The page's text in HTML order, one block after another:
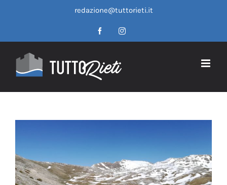
redazione@tuttorieti.it
FacebookInstagram